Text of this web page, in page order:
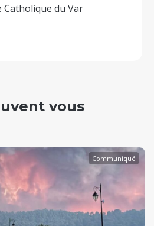
Catholique du Var
vous
Communiqué